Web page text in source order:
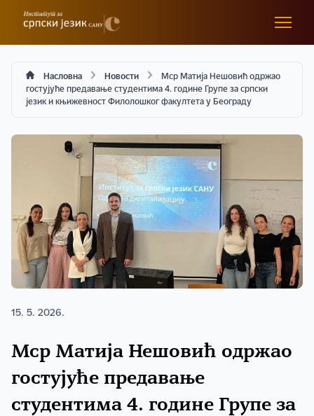
Насловна Новости
Мср Матија Нешовић одржао
гостујуће предавање студентима 4. године Групе за српски
језик и књижевност Филолошког факултета у Београду
15. 5. 2026.
Мср Матија Нешовић одржао
гостујуће предавање
студентима 4. године Групе за